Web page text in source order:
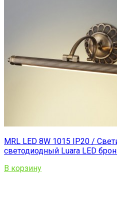
MRL LED 8W 1015 IP20 /
светодиодный Luara LED
В корзину